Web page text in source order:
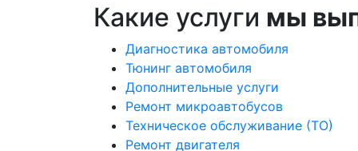
Какие услуги мы
Диагностика автомобиля
Тюнинг автомобиля
Дополнительные услуги
Ремонт микроавтобусов
Техническое обслуживание (ТО)
Ремонт двигателя